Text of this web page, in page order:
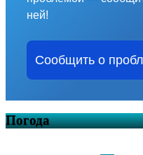
ней!
Сообщить о
Погода